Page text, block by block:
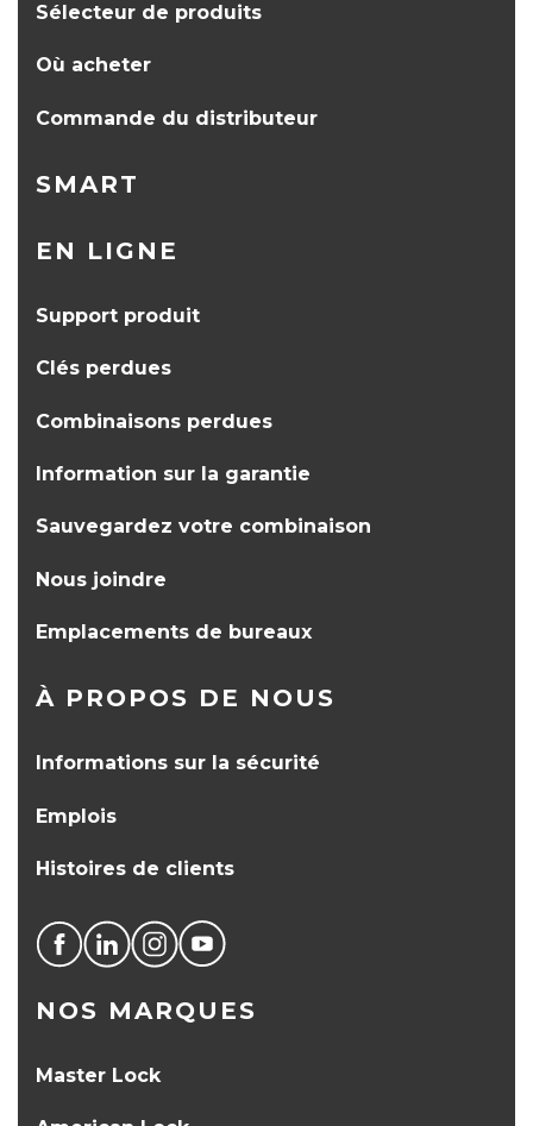
Sélecteur de produits
Où acheter
Commande du distributeur
SMART
EN LIGNE
Support produit
Clés perdues
Combinaisons perdues
Information sur la garantie
Sauvegardez votre combinaison
Nous joindre
Emplacements de bureaux
À PROPOS DE NOUS
Informations sur la sécurité
Emplois
Histoires de clients
NOS MARQUES
Master Lock